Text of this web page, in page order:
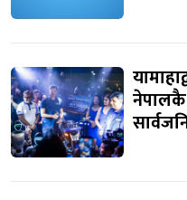
नेपालकै